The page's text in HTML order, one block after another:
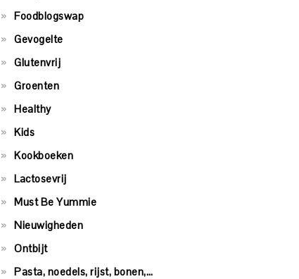
Foodblogswap
Gevogelte
Glutenvrij
Groenten
Healthy
Kids
Kookboeken
Lactosevrij
Must Be Yummie
Nieuwigheden
Ontbijt
Pasta, noedels, rijst, bonen,…